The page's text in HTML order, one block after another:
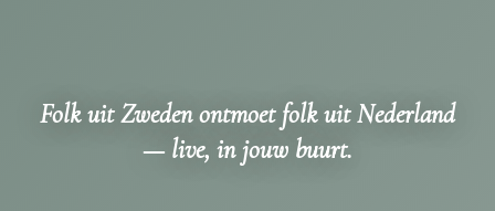
Folk uit Zweden ontmoet folk uit Nederland
— live, in jouw buurt.